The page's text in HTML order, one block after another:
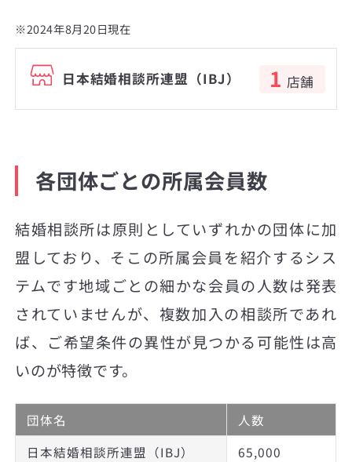
※2024年8月20日現在
日本結婚相談所連盟（IBJ） 1 店舗
各団体ごとの所属会員数
結婚相談所は原則としていずれかの団体に加
盟しており、そこの所属会員を紹介するシス
テムです地域ごとの細かな会員の人数は発表
されていませんが、複数加入の相談所であれ
ば、ご希望条件の異性が見つかる可能性は高
いのが特徴です。
団体名
人数
日本結婚相談所連盟（IBJ）
65,000